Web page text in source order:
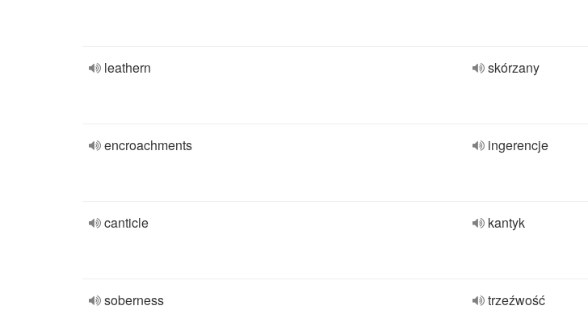
leathern skórzany
encroachments ingerencje
canticle kantyk
soberness trzeźwość